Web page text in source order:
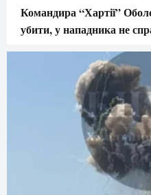
Командира “Хартії”
убити, у нападника не